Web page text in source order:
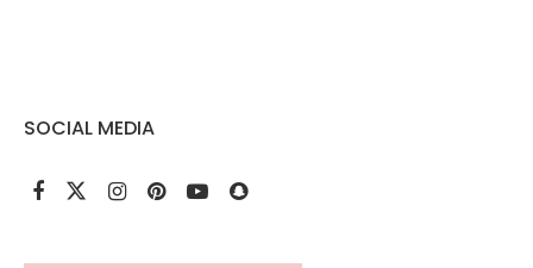
SOCIAL MEDIA